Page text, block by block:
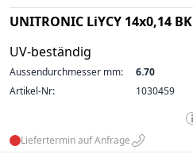
UNITRONIC LiYCY 14x0,14 BK
UV-beständig
Aussendurchmesser mm:
6.70
Artikel-Nr:
1030459
Liefertermin auf Anfrage